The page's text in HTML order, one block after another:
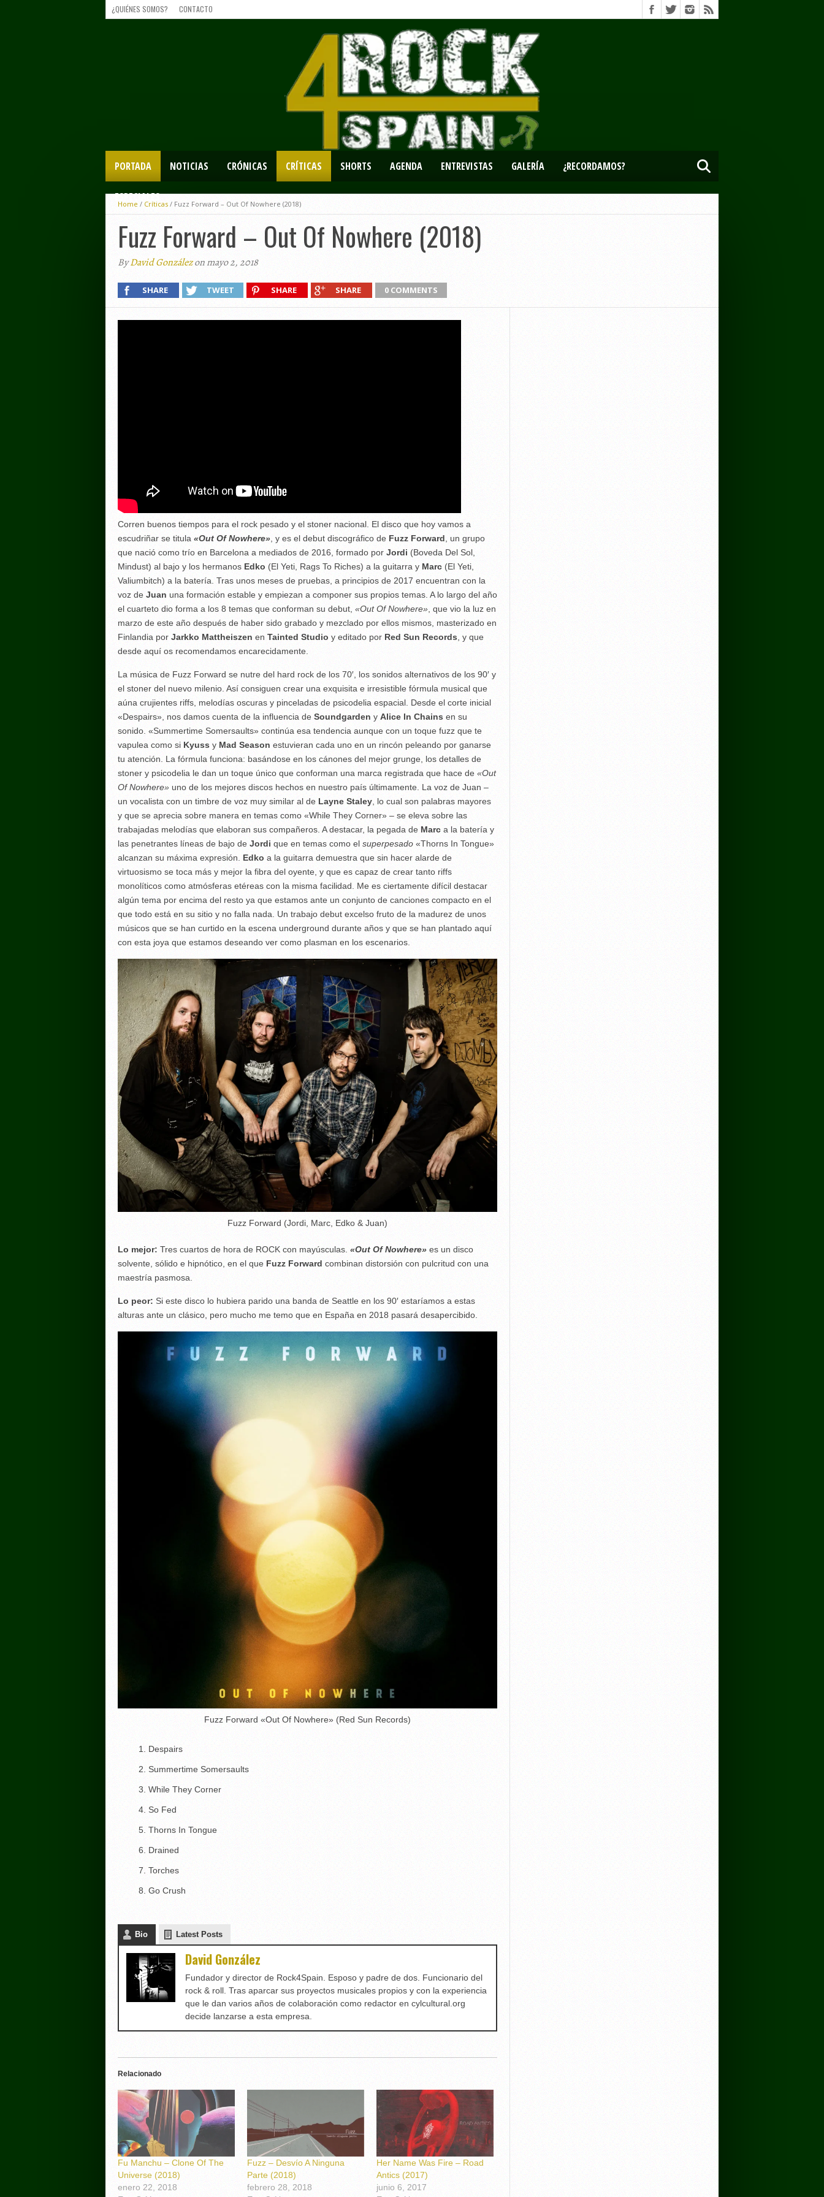
¿QUIÉNES SOMOS? CONTACTO
PORTADA NOTICIAS CRÓNICAS CRÍTICAS SHORTS AGENDA ENTREVISTAS GALERÍA ¿RECORDAMOS?
ESPECIALES
Home / Críticas / Fuzz Forward – Out Of Nowhere (2018)
Fuzz Forward – Out Of Nowhere (2018)
ByDavid Gonzálezon mayo 2, 2018
SHARE TWEET SHARE SHARE 0 COMMENTS
Corren buenos tiempos para el rock pesado y el stoner nacional. El disco que hoy vamos a
escudriñar se titula «Out Of Nowhere», y es el debut discográfico de Fuzz Forward , un grupo
que nació como trío en Barcelona a mediados de 2016, formado por Jordi (Boveda Del Sol,
Mindust) al bajo y los hermanos Edko (El Yeti, Rags To Riches) a la guitarra y Marc(El Yeti,
Valiumbitch) a la batería. Tras unos meses de pruebas, a principios de 2017 encuentran con la
voz de Juan una formación estable y empiezan a componer sus propios temas. A lo largo del año
el cuarteto dio forma a los 8 temas que conforman su debut, «Out Of Nowhere», que vio la luz en
marzo de este año después de haber sido grabado y mezclado por ellos mismos, masterizado en
Finlandia por Jarkko Mattheiszen en Tainted Studio y editado por Red Sun Records y que
desde aquí os recomendamos encarecidamente.
La música de Fuzz Forward se nutre del hard rock de los 70′, los sonidos alternativos de los 90′ y
el stoner del nuevo milenio. Así consiguen crear una exquisita e irresistible fórmula musical que
aúna crujientes riffs, melodías oscuras y pinceladas de psicodelia espacial. Desde el corte inicial
«Despairs», nos damos cuenta de la influencia de Soundgarden y Alice In Chainsen su
sonido. «Summertime Somersaults» continúa esa tendencia aunque con un toque fuzz que te
vapulea como si Kyussy Mad Season estuvieran cada uno en un rincón peleando por ganarse
tu atención. La fórmula funciona: basándose en los cánones del mejor grunge, los detalles de
stoner y psicodelia le dan un toque único que conforman una marca registrada que hace de «Out
Of Nowhere»uno de los mejores discos hechos en nuestro país últimamente. La voz de Juan –
un vocalista con un timbre de voz muy similar al de Layne Staley, lo cual son palabras mayores
y que se aprecia sobre manera en temas como «While They Corner» – se eleva sobre las
trabajadas melodías que elaboran sus compañeros. A destacar, la pegada de Marca la batería y
las penetrantes líneas de bajo de Jordi que en temas como el superpesado«Thorns In Tongue»
alcanzan su máxima expresión. Edko a la guitarra demuestra que sin hacer alarde de
virtuosismo se toca más y mejor la fibra del oyente, y que es capaz de crear tanto riffs
monolíticos como atmósferas etéreas con la misma facilidad. Me es ciertamente difícil destacar
algún tema por encima del resto ya que estamos ante un conjunto de canciones compacto en el
que todo está en su sitio y no falla nada. Un trabajo debut excelso fruto de la madurez de unos
músicos que se han curtido en la escena underground durante años y que se han plantado aquí
con esta joya que estamos deseando ver como plasman en los escenarios.
Fuzz Forward (Jordi, Marc, Edko & Juan)
Lo mejor: Tres cuartos de hora de ROCK con mayúsculas. «Out Of Nowhere» es un disco
solvente, sólido e hipnótico, en el que Fuzz Forward combinan distorsión con pulcritud con una
maestría pasmosa.
Lo peor: Si este disco lo hubiera parido una banda de Seattle en los 90′ estaríamos a estas
alturas ante un clásico, pero mucho me temo que en España en 2018 pasará desapercibido.
Fuzz Forward «Out Of Nowhere» (Red Sun Records)
Despairs
Summertime Somersaults
While They Corner
So Fed
Thorns In Tongue
Drained
Torches
Go Crush
Bio Latest Posts
David González
Fundador y director de Rock4Spain. Esposo y padre de dos. Funcionario del
rock & roll. Tras aparcar sus proyectos musicales propios y con la experiencia
que le dan varios años de colaboración como redactor en cylcultural.org
decide lanzarse a esta empresa.
Relacionado
Fu Manchu – Clone Of The
Universe (2018)
enero 22, 2018
Fuzz – Desvío A Ninguna
Parte (2018)
febrero 28, 2018
Her Name Was Fire – Road
Antics (2017)
junio 6, 2017